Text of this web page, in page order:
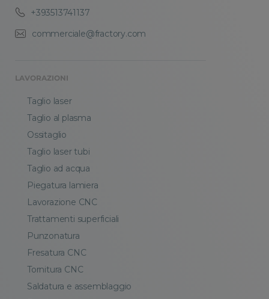
+393513741137
commerciale@fractory.com
LAVORAZIONI
Taglio laser
Taglio al plasma
Ossitaglio
Taglio laser tubi
Taglio ad acqua
Piegatura lamiera
Lavorazione CNC
Trattamenti superficiali
Punzonatura
Fresatura CNC
Tornitura CNC
Saldatura e assemblaggio